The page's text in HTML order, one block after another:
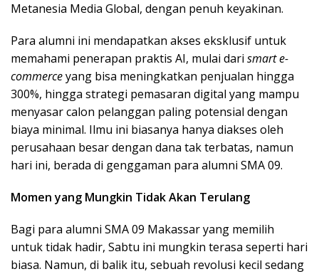
Metanesia Media Global, dengan penuh keyakinan.
Para alumni ini mendapatkan akses eksklusif untuk
memahami penerapan praktis AI, mulai dari smart e-
commerceyang bisa meningkatkan penjualan hingga
300%, hingga strategi pemasaran digital yang mampu
menyasar calon pelanggan paling potensial dengan
biaya minimal. Ilmu ini biasanya hanya diakses oleh
perusahaan besar dengan dana tak terbatas, namun
hari ini, berada di genggaman para alumni SMA 09.
Momen yang Mungkin Tidak Akan Terulang
Bagi para alumni SMA 09 Makassar yang memilih
untuk tidak hadir, Sabtu ini mungkin terasa seperti hari
biasa. Namun, di balik itu, sebuah revolusi kecil sedang